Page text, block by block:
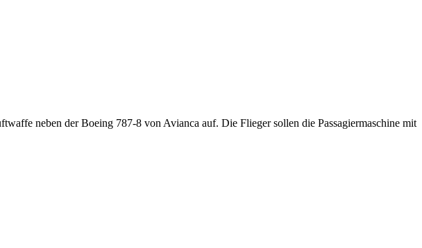
neben der Boeing 787-8 von Avianca auf. Die Flieger sollen die Passagiermaschine mit